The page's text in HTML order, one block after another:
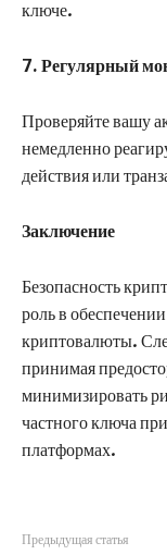
ключе.
7. Регулярный
Проверяйте вашу
немедленно
действия или
Заключение
Безопасность
роль в
криптовалюты.
принимая
минимизировать
частного ключа
платформах.
Предыдущая статья